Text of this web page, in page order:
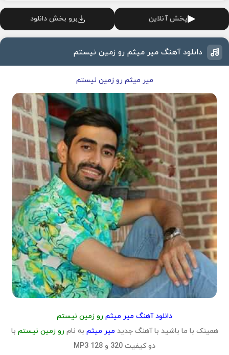
پخش آنلاین برو بخش دانلود
دانلود آهنگ میر میثم رو زمین نیستم
میر میثم رو زمین نیستم
دانلود آهنگ میر میثم رو زمین نیستم
همینک با ما باشید با آهنگ جدید میر میثم به نامرو زمین نیستم با
دو کیفیت 320 و 128 MP3